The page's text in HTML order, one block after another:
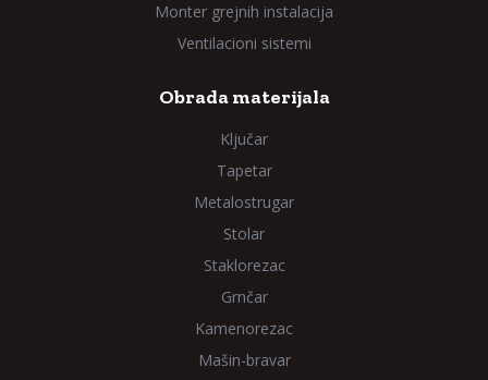
Monter grejnih instalacija
Ventilacioni sistemi
Obrada materijala
Ključar
Tapetar
Metalostrugar
Stolar
Staklorezac
Grnčar
Kamenorezac
Mašin-bravar